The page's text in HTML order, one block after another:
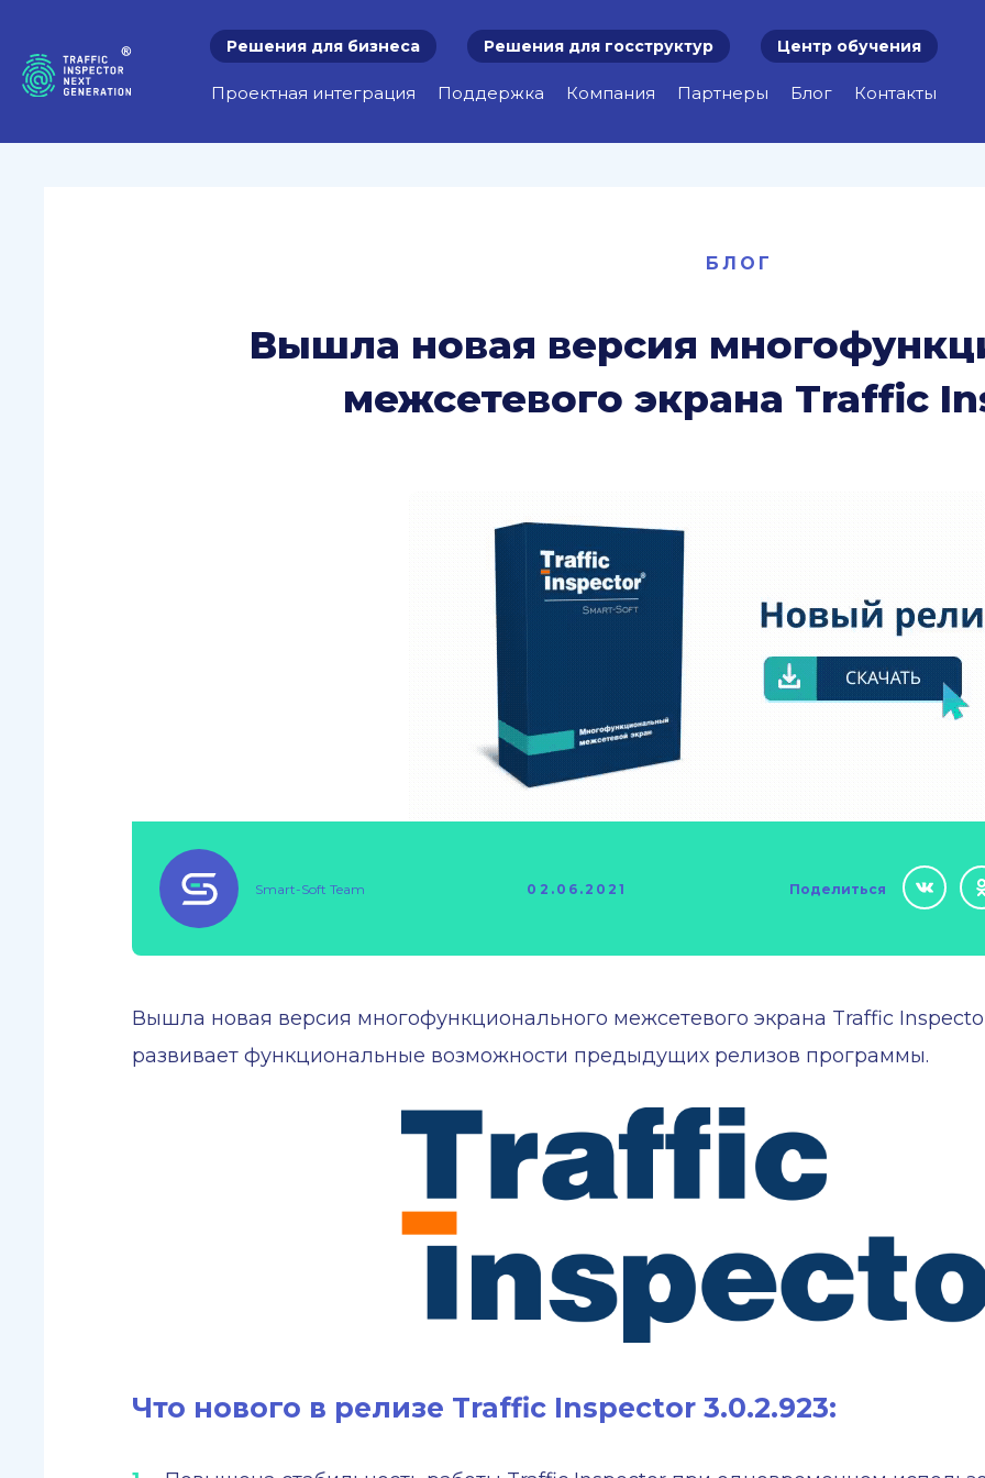
Решения для бизнеса Решения для госструктур Центр обучения
Проектная интеграция Поддержка Компания Партнеры Блог Контакты
БЛОГ
Вышла новая версия
межсетевого экрана Traffic
Smart-Soft Team 02.06.2021 Поделиться
Вышла новая версия многофункционального межсетевого экрана Traffic
развивает функциональные возможности предыдущих релизов программы.
Что нового в релизе Traffic Inspector 3.0.2.923: